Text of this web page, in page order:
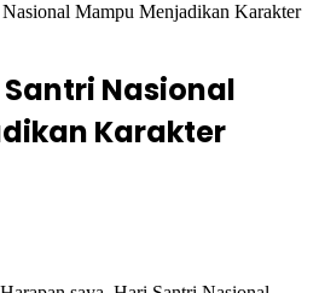
Mampu Menjadikan Karakter
Nasional
Karakter